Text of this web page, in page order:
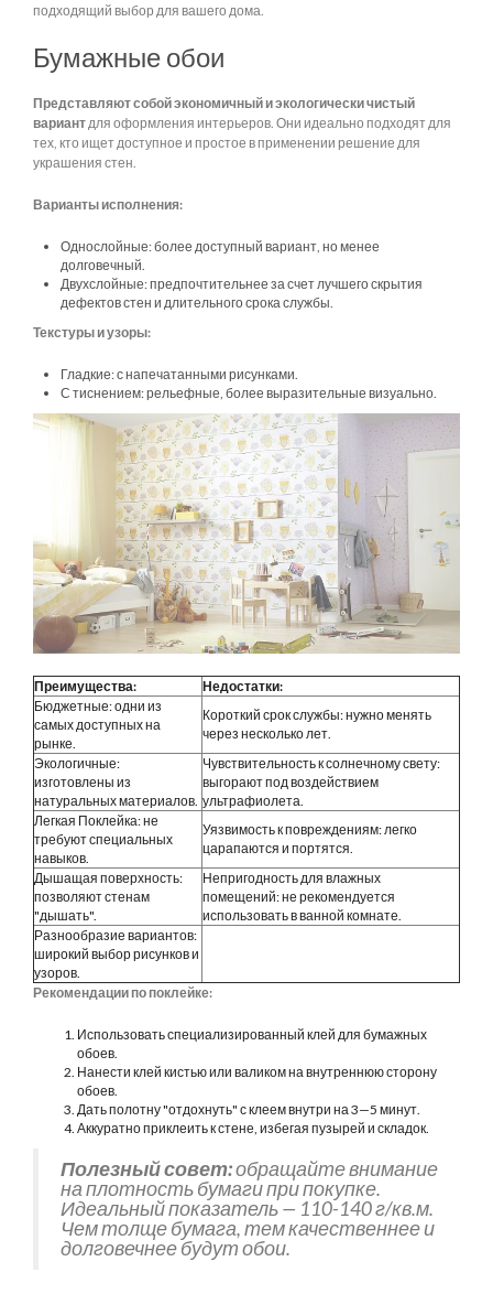
подходящий выбор для вашего дома.
Бумажные обои
Представляют собой экономичный и экологически чистый
вариантдля оформления интерьеров. Они идеально подходят для
тех, кто ищет доступное и простое в применении решение для
украшения стен.
Варианты исполнения:
Однослойные: более доступный вариант, но менее
долговечный.
Двухслойные: предпочтительнее за счет лучшего скрытия
дефектов стен и длительного срока службы.
Текстуры и узоры:
Гладкие: с напечатанными рисунками.
С тиснением: рельефные, более выразительные визуально.
Преимущества:
Недостатки:
Бюджетные: одни из
самых доступных на
рынке.
Короткий срок службы: нужно менять
через несколько лет.
Экологичные:
изготовлены из
натуральных материалов.
Чувствительность к солнечному свету:
выгорают под воздействием
ультрафиолета.
Легкая Поклейка: не
требуют специальных
навыков.
Уязвимость к повреждениям: легко
царапаются и портятся.
Дышащая поверхность:
позволяют стенам
"дышать".
Непригодность для влажных
помещений: не рекомендуется
использовать в ванной комнате.
Разнообразие вариантов:
широкий выбор рисунков и
узоров.
Рекомендации по поклейке:
Использовать специализированный клей для бумажных
обоев.
Нанести клей кистью или валиком на внутреннюю сторону
обоев.
Дать полотну "отдохнуть" с клеем внутри на 3—5 минут.
Аккуратно приклеить к стене, избегая пузырей и складок.
Полезный совет:обращайте внимание
на плотность бумаги при покупке.
Идеальный показатель — 110-140 г/кв.м.
Чем толще бумага, тем качественнее и
долговечнее будут обои.